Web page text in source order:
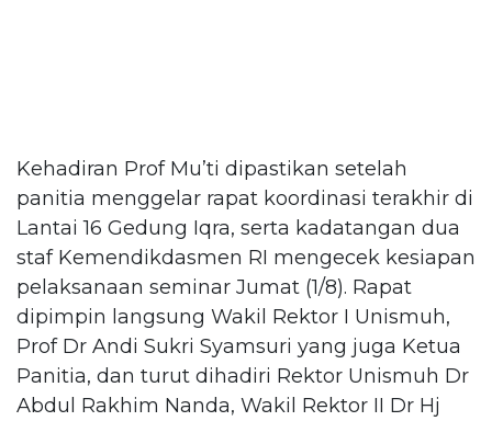
Kehadiran Prof Mu’ti dipastikan setelah
panitia menggelar rapat koordinasi terakhir di
Lantai 16 Gedung Iqra, serta kadatangan dua
staf Kemendikdasmen RI mengecek kesiapan
pelaksanaan seminar Jumat (1/8). Rapat
dipimpin langsung Wakil Rektor I Unismuh,
Prof Dr Andi Sukri Syamsuri yang juga Ketua
Panitia, dan turut dihadiri Rektor Unismuh Dr
Abdul Rakhim Nanda, Wakil Rektor II Dr Hj